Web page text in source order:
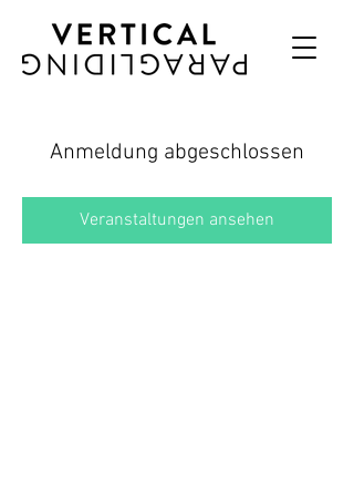
Anmeldung abgeschlossen
Veranstaltungen ansehen